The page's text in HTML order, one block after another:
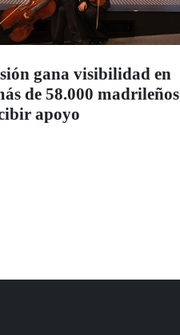
gana visibilidad en
de 58.000 madrileños
apoyo